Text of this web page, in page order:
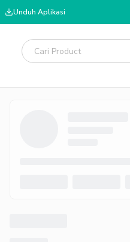
Unduh Aplikasi